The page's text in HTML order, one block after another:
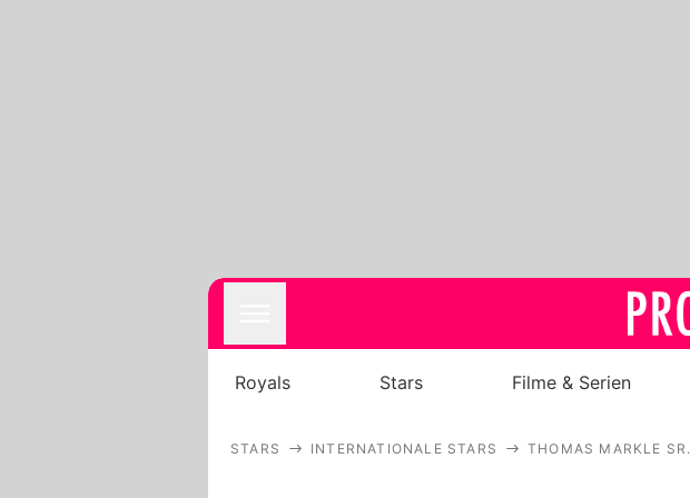
Royals Stars Filme & Serien
STARS INTERNATIONALE STARS THOMAS MARKLE SR.